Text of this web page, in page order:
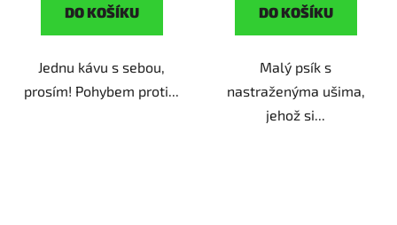
DO KOŠÍKU
Jednu kávu s sebou,
prosím! Pohybem proti...
DO KOŠÍKU
Malý psík s
nastraženýma ušima,
jehož si...